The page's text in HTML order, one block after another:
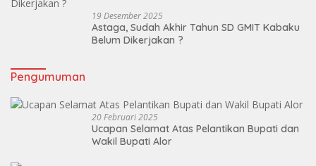
19 Desember 2025
Astaga, Sudah Akhir Tahun SD GMIT Kabaku
Belum Dikerjakan ?
Pengumuman
20 Februari 2025
Ucapan Selamat Atas Pelantikan Bupati dan
Wakil Bupati Alor